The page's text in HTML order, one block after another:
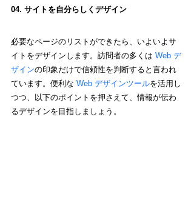
04. サイトを自分らしくデザイン
必要なページのリストができたら、いよいよサ
イトをデザインします。訪問者の多くは Web デ
ザインの印象だけで信頼性を判断すると言われ
ています。便利な Web デザインツールを活用し
つつ、以下のポイントを押さえて、情報が伝わ
るデザインを目指しましょう。